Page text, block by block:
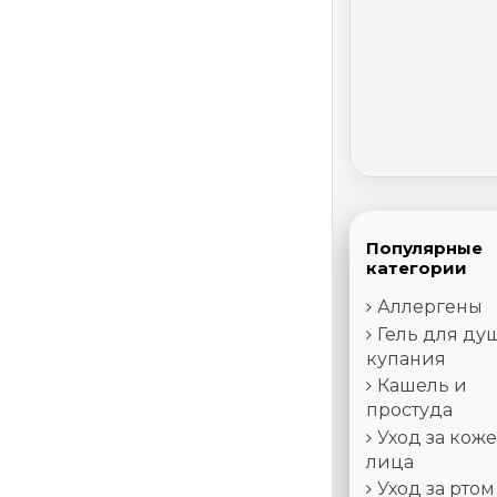
Популярные
категории
Аллергены
Гель для
купания
Кашель и
простуда
Уход за
лица
Уход за